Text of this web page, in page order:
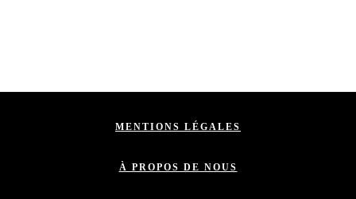
MENTIONS LÉGALES
À PROPOS DE NOUS